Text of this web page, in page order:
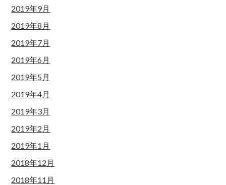
2019年9月
2019年8月
2019年7月
2019年6月
2019年5月
2019年4月
2019年3月
2019年2月
2019年1月
2018年12月
2018年11月